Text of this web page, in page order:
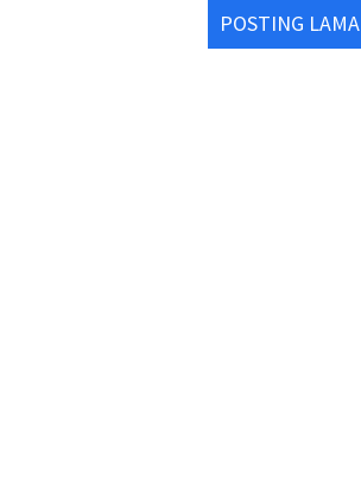
POSTING LAMA